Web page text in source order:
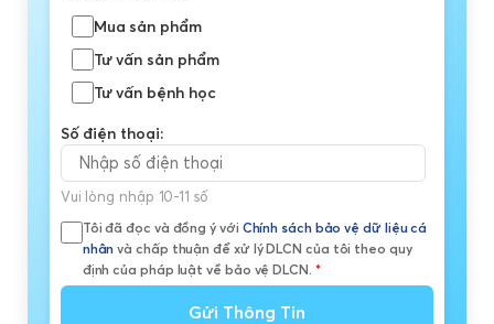
Mua sản phẩm
Tư vấn sản phẩm
Tư vấn bệnh học
Số điện thoại:
Vui lòng nhập 10-11 số
Tôi đã đọc và đồng ý với Chính sách bảo vệ dữ liệu cá
nhân và chấp thuận để xử lý DLCN của tôi theo quy
định của pháp luật về bảo vệ DLCN. *
Gửi Thông Tin